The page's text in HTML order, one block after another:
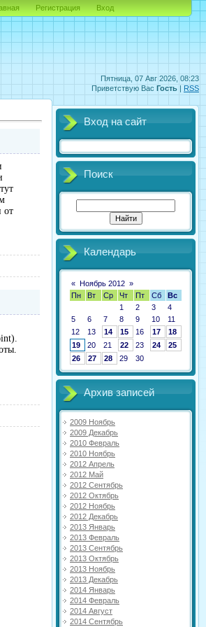
Пятница, 07 Авг 2026, 08:23
Приветствую Вас Гость | RSS
Регистрация Вход
от
Вход на сайт
Поиск
Календарь
« Ноябрь 2012 »
Пн
Вт Ср Чт Пт Сб
Вс
1
2 3
4
5
6 7 8 9 10
11
12
13 14 15 16 17
18
19
20 21 22 23 24
25
26
27 28 29 30
Архив записей
2009 Ноябрь
2009 Декабрь
2010 Февраль
2010 Ноябрь
2012 Апрель
2012 Май
2012 Сентябрь
2012 Октябрь
2012 Ноябрь
2012 Декабрь
2013 Январь
2013 Февраль
2013 Сентябрь
2013 Октябрь
2013 Ноябрь
2013 Декабрь
2014 Январь
2014 Февраль
2014 Август
2014 Сентябрь